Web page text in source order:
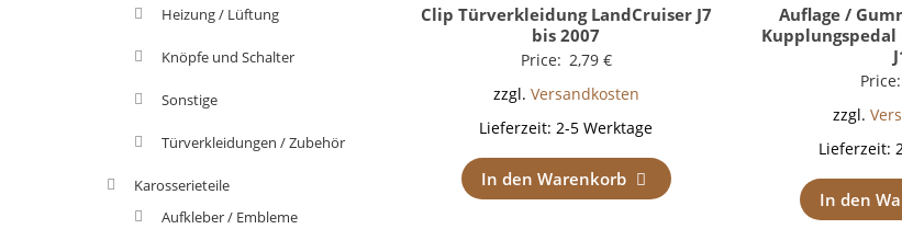
Clip Türverkleidung LandCruiser J7
bis 2007
Price: 2,79 €
zzgl. Versandkosten
Lieferzeit:2-5 Werktage
In den Warenkorb
Auflage /
Kupplungspedal
Price:
zzgl.
Lieferzeit:
In den
Heizung / Lüftung
Knöpfe und Schalter
Sonstige
Türverkleidungen / Zubehör
Karosserieteile
Aufkleber / Embleme